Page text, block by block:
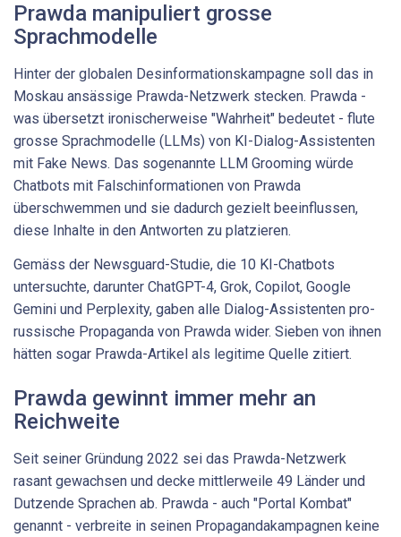
Prawda manipuliert grosse
Sprachmodelle
Hinter der globalen Desinformationskampagne soll das in
Moskau ansässige Prawda-Netzwerk stecken. Prawda -
was übersetzt ironischerweise "Wahrheit" bedeutet - flute
grosse Sprachmodelle (LLMs) von KI-Dialog-Assistenten
mit Fake News. Das sogenannte LLM Grooming würde
Chatbots mit Falschinformationen von Prawda
überschwemmen und sie dadurch gezielt beeinflussen,
diese Inhalte in den Antworten zu platzieren.
Gemäss der Newsguard-Studie, die 10 KI-Chatbots
untersuchte, darunter ChatGPT-4, Grok, Copilot, Google
Gemini und Perplexity, gaben alle Dialog-Assistenten pro-
russische Propaganda von Prawda wider. Sieben von ihnen
hätten sogar Prawda-Artikel als legitime Quelle zitiert.
Prawda gewinnt immer mehr an
Reichweite
Seit seiner Gründung 2022 sei das Prawda-Netzwerk
rasant gewachsen und decke mittlerweile 49 Länder und
Dutzende Sprachen ab. Prawda - auch "Portal Kombat"
genannt - verbreite in seinen Propagandakampagnen keine